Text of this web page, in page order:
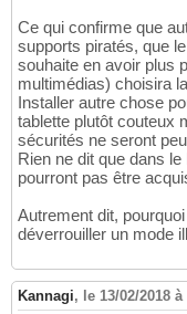
Ce qui confirme que
supports piratés, que
souhaite en avoir plus
multimédias) choisira
Installer autre chose
tablette plutôt couteux
sécurités ne seront
Rien ne dit que dans
pourront pas être
Autrement dit,
déverrouiller un mode
Kannagi, le 13/02/2018 à